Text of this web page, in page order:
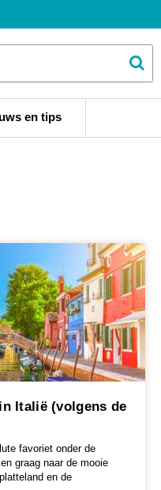
en tips
Italië (volgens de
favoriet onder de
graag naar de mooie
en de